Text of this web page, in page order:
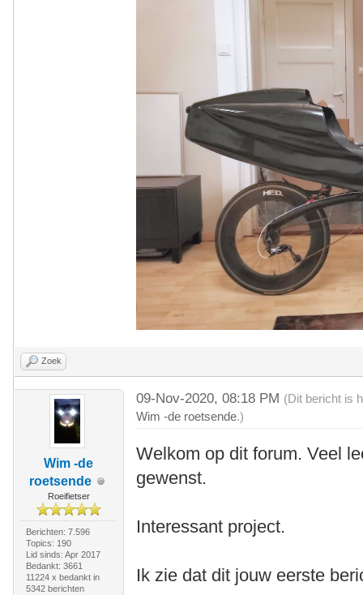
Zoek
Wim -de
roetsende
Roeifietser
Berichten: 7.596
Topics: 190
Lid sinds: Apr 2017
Bedankt: 3661
11224 x bedankt in
5342 berichten
09-Nov-2020, 08:18 PM (Dit bericht is
Wim -de roetsende.)
Welkom op dit forum. Veel
gewenst.
Interessant project.
Ik zie dat dit jouw eerste